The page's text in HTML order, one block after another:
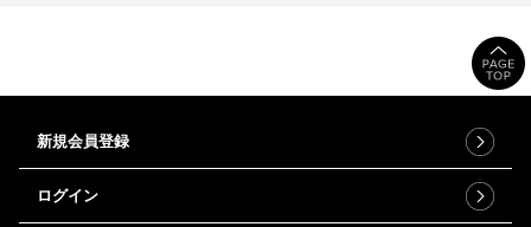
新規会員登録
ログイン